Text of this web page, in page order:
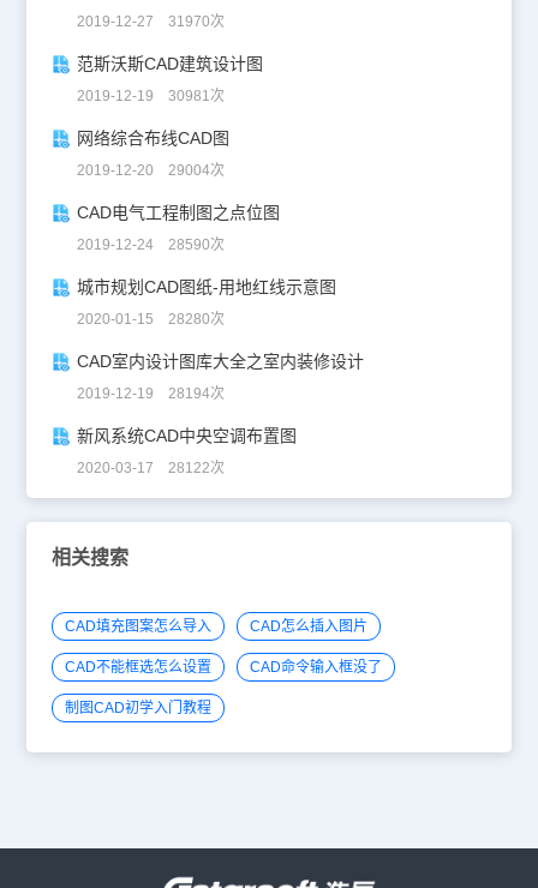
2019-12-27 31970次
范斯沃斯CAD建筑设计图
2019-12-19 30981次
网络综合布线CAD图
2019-12-20 29004次
CAD电气工程制图之点位图
2019-12-24 28590次
城市规划CAD图纸-用地红线示意图
2020-01-15 28280次
CAD室内设计图库大全之室内装修设计
2019-12-19 28194次
新风系统CAD中央空调布置图
2020-03-17 28122次
相关搜索
CAD填充图案怎么导入 CAD怎么插入图片
CAD不能框选怎么设置 CAD命令输入框没了
制图CAD初学入门教程